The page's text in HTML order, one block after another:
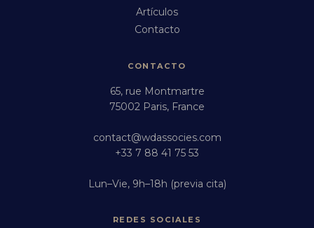
Artículos
Contacto
CONTACTO
65, rue Montmartre
75002 Paris, France
contact@wdassocies.com
+33 7 88 41 75 53
Lun–Vie, 9h–18h (previa cita)
REDES SOCIALES